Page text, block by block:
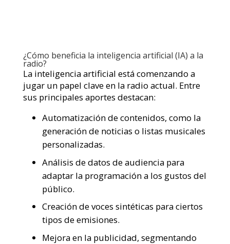
¿Cómo beneficia la inteligencia artificial (IA) a la
radio?
La inteligencia artificial está comenzando a
jugar un papel clave en la radio actual. Entre
sus principales aportes destacan:
Automatización de contenidos, como la
generación de noticias o listas musicales
personalizadas.
Análisis de datos de audiencia para
adaptar la programación a los gustos del
público.
Creación de voces sintéticas para ciertos
tipos de emisiones.
Mejora en la publicidad, segmentando